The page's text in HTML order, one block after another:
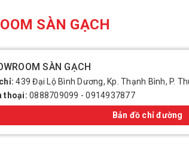
SÀN GẠCH
SÀN GẠCH
439 Đại Lộ Bình Dương, Kp. Thạnh Bình, P.
thoại: 0888709099 -0914937877
Bản đồ chỉ đường